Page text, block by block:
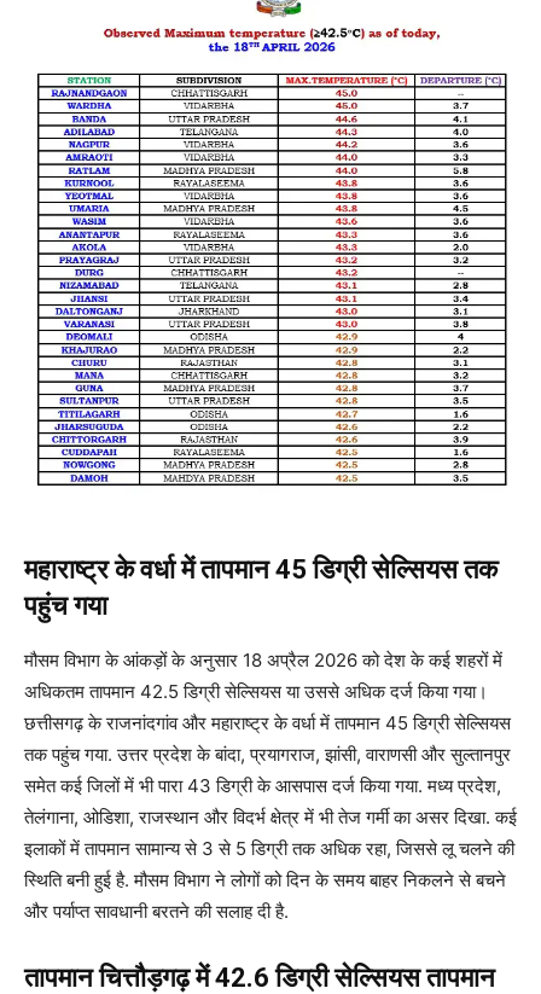
महाराष्ट्र के वर्धा में तापमान 45 डिग्री सेल्सियस तक
पहुंच गया
मौसम विभाग के आंकड़ों के अनुसार 18 अप्रैल 2026 को देश के कई शहरों में
अधिकतम तापमान 42.5 डिग्री सेल्सियस या उससे अधिक दर्ज किया गया।
छत्तीसगढ़ के राजनांदगांव और महाराष्ट्र के वर्धा में तापमान 45 डिग्री सेल्सियस
तक पहुंच गया. उत्तर प्रदेश के बांदा, प्रयागराज, झांसी, वाराणसी और सुल्तानपुर
समेत कई जिलों में भी पारा 43 डिग्री के आसपास दर्ज किया गया. मध्य प्रदेश,
तेलंगाना, ओडिशा, राजस्थान और विदर्भ क्षेत्र में भी तेज गर्मी का असर दिखा. कई
इलाकों में तापमान सामान्य से 3 से 5 डिग्री तक अधिक रहा, जिससे लू चलने की
स्थिति बनी हुई है. मौसम विभाग ने लोगों को दिन के समय बाहर निकलने से बचने
और पर्याप्त सावधानी बरतने की सलाह दी है.
तापमान चित्तौड़गढ़ में 42.6 डिग्री सेल्सियस तापमान